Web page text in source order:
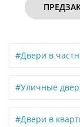
#Двери в
#Уличные
#Двери в